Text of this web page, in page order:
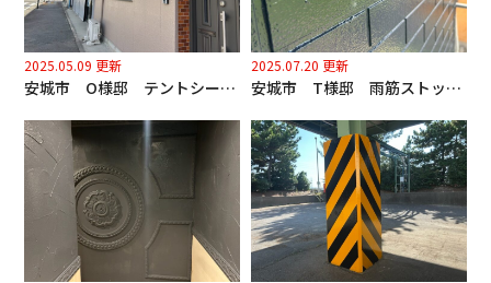
2025.05.09 更新
安城市 O様邸 テントシート張替工事
2025.07.20 更新
安城市 T様邸 雨筋ストッパー